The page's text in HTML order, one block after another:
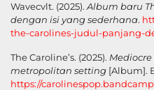
Wavecvlt. (2025).Album baru
dengan isi yang sederhana.
the-carolines-judul-panjang-
The Caroline’s. (2025).
metropolitan setting [Album].
https://